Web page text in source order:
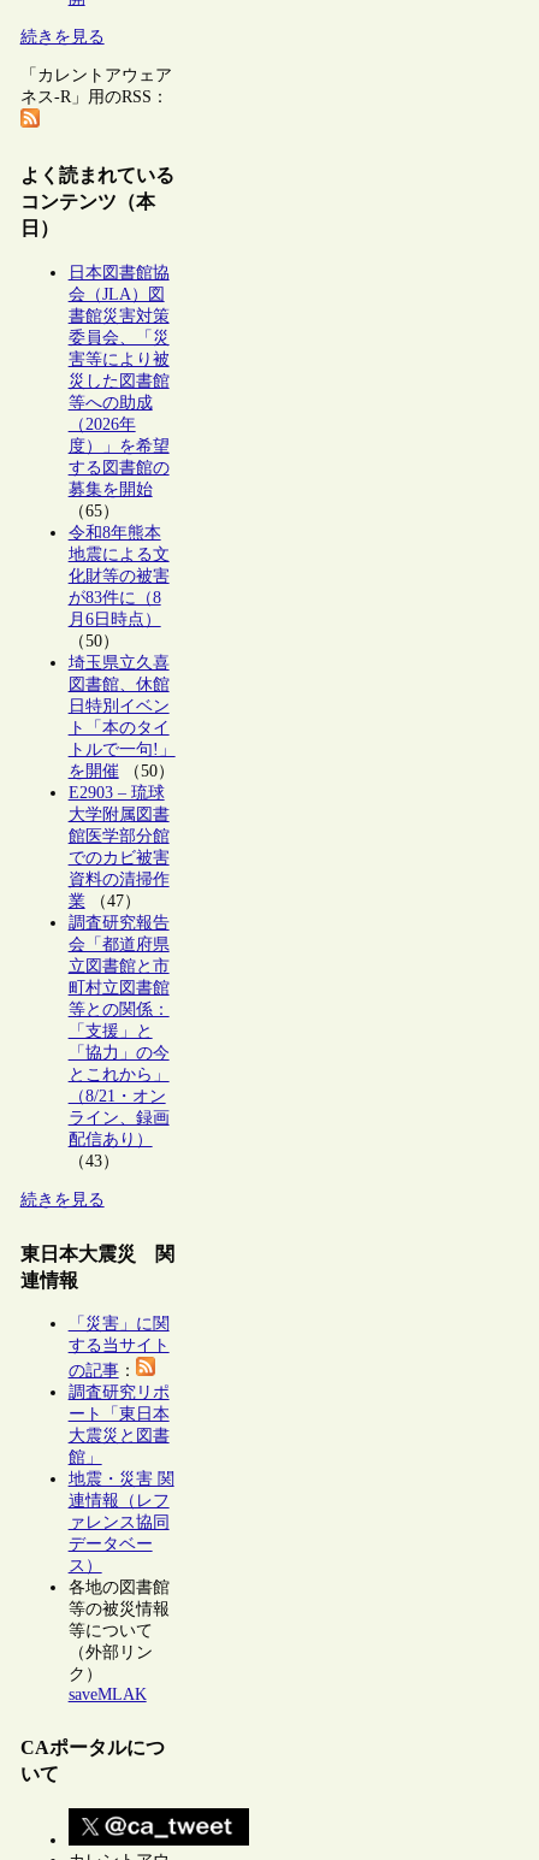
続きを見る
「カレントアウェア
ネス-R」用のRSS：
よく読まれている
コンテンツ（本
日）
日本図書館協
会（JLA）図
書館災害対策
委員会、「災
害等により被
災した図書館
等への助成
（2026年
度）」を希望
する図書館の
募集を開始
（65）
令和8年熊本
地震による文
化財等の被害
が83件に（8
月6日時点）
（50）
埼玉県立久喜
図書館、休館
日特別イベン
ト「本のタイ
トルで一句!」
を開催（50）
E2903 – 琉球
大学附属図書
館医学部分館
でのカビ被害
資料の清掃作
業（47）
調査研究報告
会「都道府県
立図書館と市
町村立図書館
等との関係：
「支援」と
「協力」の今
とこれから」
（8/21・オン
ライン、録画
配信あり）
（43）
続きを見る
東日本大震災 関
連情報
「災害」に関
する当サイト
の記事：
調査研究リポ
ート「東日本
大震災と図書
館」
地震・災害 関
連情報（レフ
ァレンス協同
データベー
ス）
各地の図書館
等の被災情報
等について
（外部リン
ク）
saveMLAK
CAポータルにつ
いて